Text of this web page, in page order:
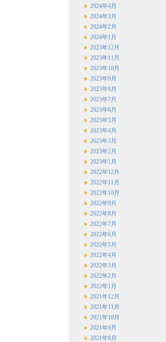
2024年4月
2024年3月
2024年2月
2024年1月
2023年12月
2023年11月
2023年10月
2023年9月
2023年8月
2023年7月
2023年6月
2023年5月
2023年4月
2023年3月
2023年2月
2023年1月
2022年12月
2022年11月
2022年10月
2022年9月
2022年8月
2022年7月
2022年6月
2022年5月
2022年4月
2022年3月
2022年2月
2022年1月
2021年12月
2021年11月
2021年10月
2021年9月
2021年8月